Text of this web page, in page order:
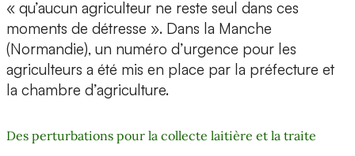
« qu’aucun agriculteur ne reste seul dans ces
moments de détresse ». Dans la Manche
(Normandie), un numéro d’urgence pour les
agriculteurs a été mis en place par la préfecture et
la chambre d’agriculture.
Des perturbations pour la collecte laitière et la traite